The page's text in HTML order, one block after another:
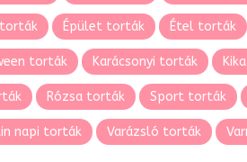
Épület torták Étel torták
torták Karácsonyi torták
Rózsa torták Sport torták
napi torták Varázsló torták